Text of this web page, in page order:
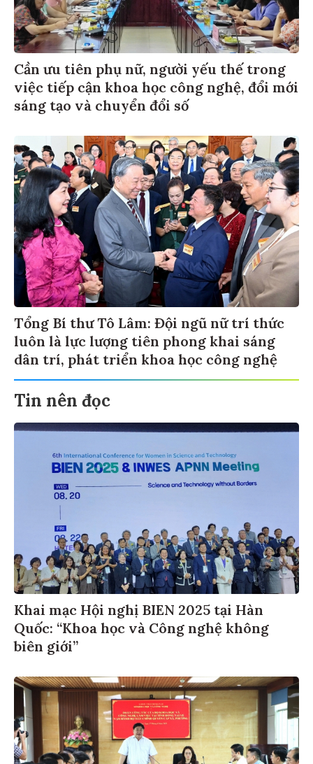
Cần ưu tiên phụ nữ, người yếu thế trong
việc tiếp cận khoa học công nghệ, đổi mới
sáng tạo và chuyển đổi số
Tổng Bí thư Tô Lâm: Đội ngũ nữ trí thức
luôn là lực lượng tiên phong khai sáng
dân trí, phát triển khoa học công nghệ
Tin nên đọc
Khai mạc Hội nghị BIEN 2025 tại Hàn
Quốc: “Khoa học và Công nghệ không
biên giới”